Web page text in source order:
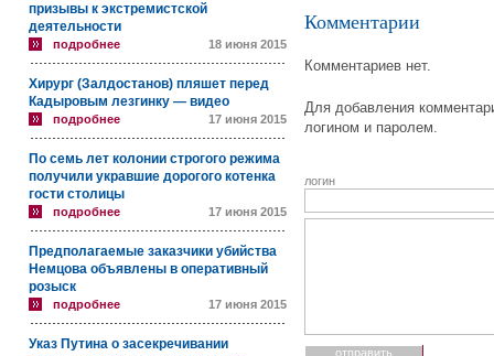
призывы к экстремистской
деятельности
подробнее 18 июня 2015
Хирург (Залдостанов) пляшет перед
Кадыровым лезгинку — видео
подробнее 17 июня 2015
По семь лет колонии строгого режима
получили укравшие дорогого котенка
гости столицы
подробнее 17 июня 2015
Предполагаемые заказчики убийства
Немцова объявлены в оперативный
розыск
подробнее 17 июня 2015
Указ Путина о засекречивании
Комментарии
Комментариев нет.
Для добавления
логином и паролем.
логин